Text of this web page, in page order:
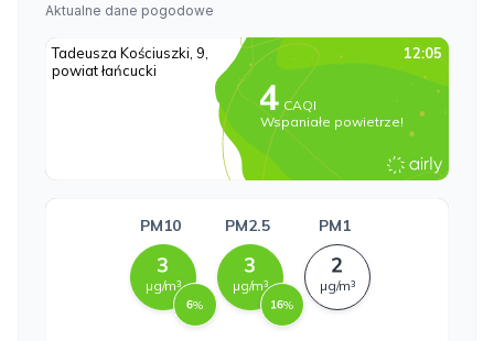
Aktualne dane pogodowe